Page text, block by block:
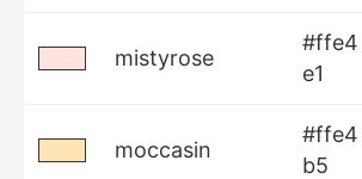
mistyrose
#ffe4
e1
moccasin
#ffe4
b5